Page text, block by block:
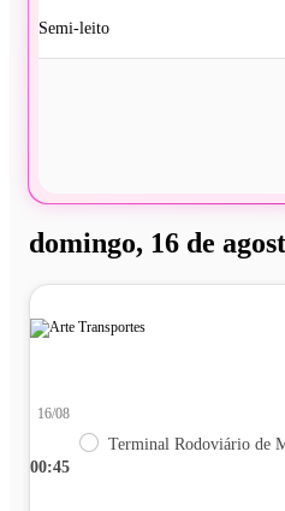
Semi-leito
domingo, 16 de
00:45
16/08
Terminal Rodoviário de